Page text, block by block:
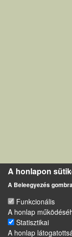
A honlapon
A Beleegyezés
Funkcionális
A honlap
Statisztikai
A honlap